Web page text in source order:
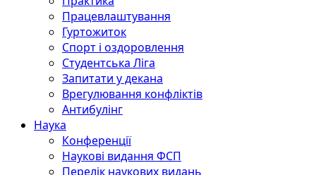
Працевлаштування
Гуртожиток
Спорт і оздоровлення
Студентська Ліга
Запитати у декана
Врегулювання конфліктів
Антибулінг
Наука
Конференції
Наукові видання ФСП
Перелік наукових видань